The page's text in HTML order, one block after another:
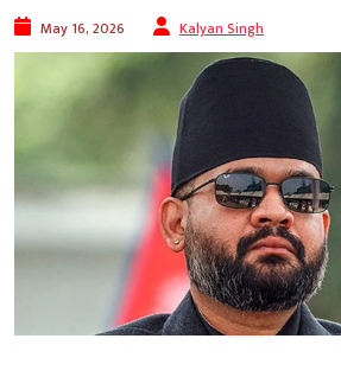
May 16, 2026 Kalyan Singh